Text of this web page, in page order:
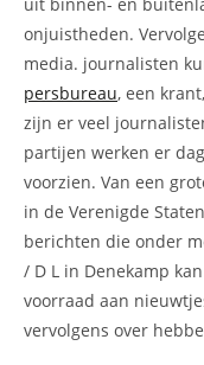
onjuistheden.
media. journalisten
persbureau, een
zijn er veel
partijen werken er
voorzien. Van een
in de Verenigde
berichten die onder
/ D L in Denekamp
voorraad aan
vervolgens over